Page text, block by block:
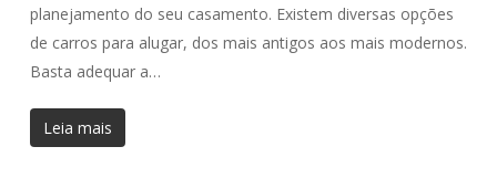
planejamento do seu casamento. Existem diversas opções
de carros para alugar, dos mais antigos aos mais modernos.
Basta adequar a…
Leia mais